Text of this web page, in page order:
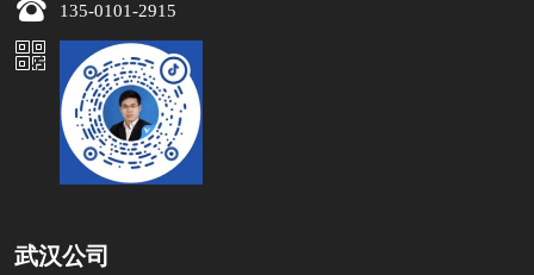
135-0101-2915
武汉公司